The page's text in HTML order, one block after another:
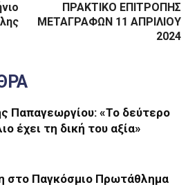
ΠΡΑΚΤΙΚΟ ΕΠΙΤΡΟΠΗΣ
ΜΕΤΑΓΡΑΦΩΝ 11 ΑΠΡΙΛΙΟΥ
2024
Παπαγεωργίου: «Το δεύτερο
έχει τη δική του αξία»
στο Παγκόσμιο Πρωτάθλημα